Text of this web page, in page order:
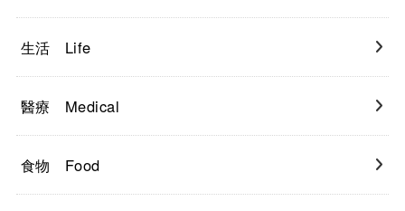
生活 Life
醫療 Medical
食物 Food